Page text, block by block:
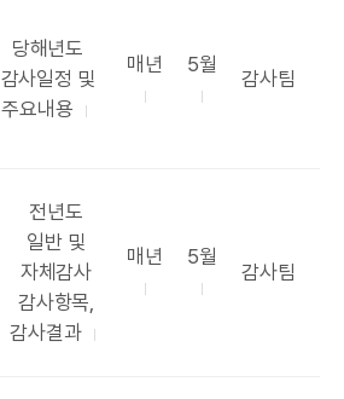
공
표
항
당해년도
감사일정 및
주요내용
공
매년
공
표
5월
부
감사팀
공
표
항
목
전년도
일반 및
자체감사
감사항목,
감사결과
공
매년
공
표
5월
부
감사팀